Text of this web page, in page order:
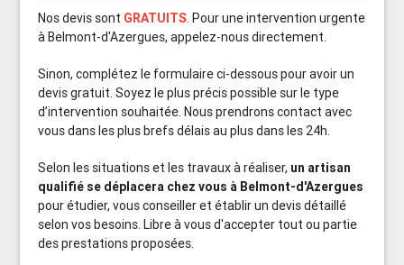
Nos devis sont GRATUITS. Pour une intervention urgente
à Belmont-d'Azergues, appelez-nous directement.
Sinon, complétez le formulaire ci-dessous pour avoir un
devis gratuit. Soyez le plus précis possible sur le type
d’intervention souhaitée. Nous prendrons contact avec
vous dans les plus brefs délais au plus dans les 24h.
Selon les situations et les travaux à réaliser, un artisan
qualifié se déplacera chez vous à Belmont-d'Azergues
pour étudier, vous conseiller et établir un devis détaillé
selon vos besoins. Libre à vous d'accepter tout ou partie
des prestations proposées.